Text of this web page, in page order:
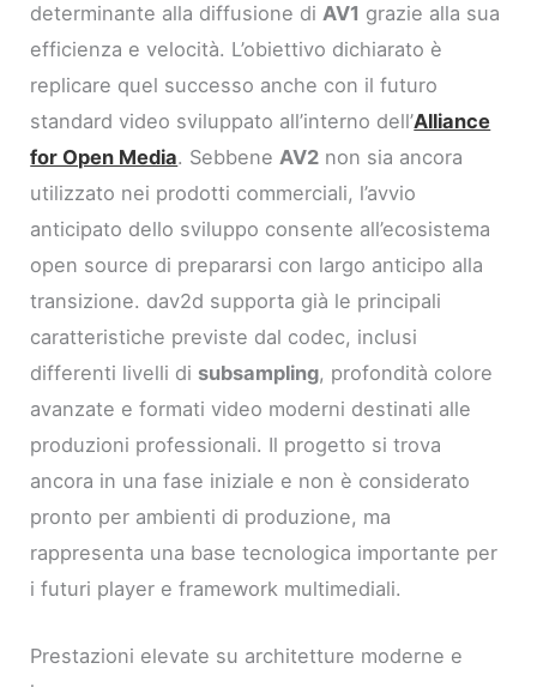
determinante alla diffusione diAV1 grazie alla sua
efficienza e velocità. L’obiettivo dichiarato è
replicare quel successo anche con il futuro
standard video sviluppato all’interno dell’Alliance
for Open Media. SebbeneAV2 non sia ancora
utilizzato nei prodotti commerciali, l’avvio
anticipato dello sviluppo consente all’ecosistema
open source di prepararsi con largo anticipo alla
transizione. dav2d supporta già le principali
caratteristiche previste dal codec, inclusi
differenti livelli di subsampling, profondità colore
avanzate e formati video moderni destinati alle
produzioni professionali. Il progetto si trova
ancora in una fase iniziale e non è considerato
pronto per ambienti di produzione, ma
rappresenta una base tecnologica importante per
i futuri player e framework multimediali.
Prestazioni elevate su architetture moderne e